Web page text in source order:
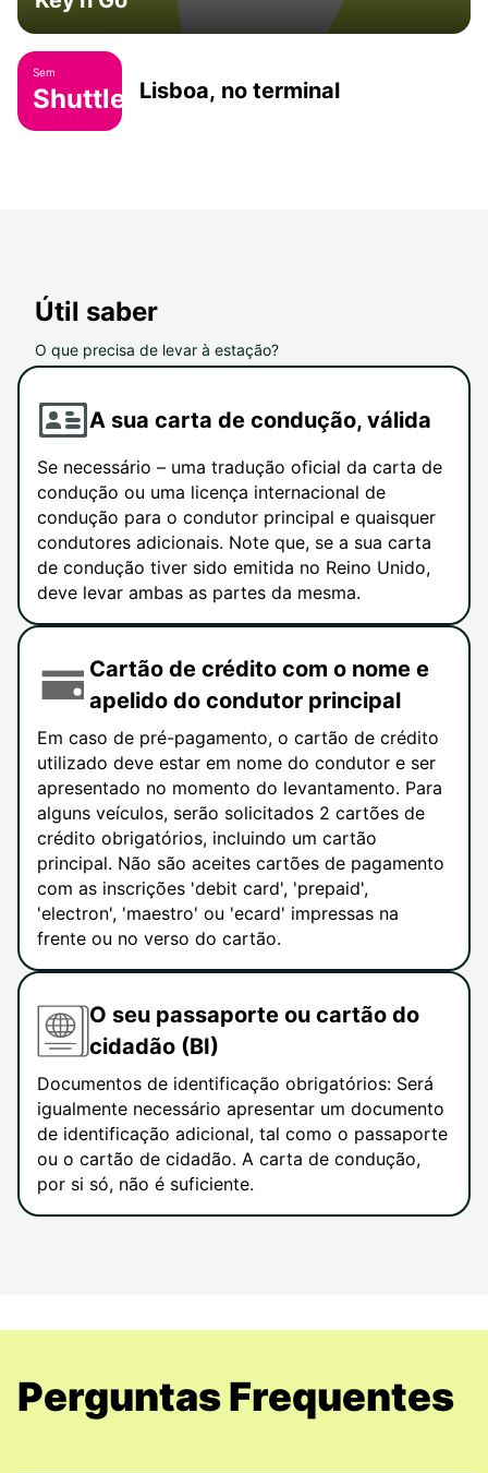
Sem
Shuttle Lisboa, no terminal
Útil saber
O que precisa de levar à estação?
A sua carta de condução, válida
Se necessário – uma tradução oficial da carta de
condução ou uma licença internacional de
condução para o condutor principal e quaisquer
condutores adicionais. Note que, se a sua carta
de condução tiver sido emitida no Reino Unido,
deve levar ambas as partes da mesma.
Cartão de crédito com o nome e
apelido do condutor principal
Em caso de pré-pagamento, o cartão de crédito
utilizado deve estar em nome do condutor e ser
apresentado no momento do levantamento. Para
alguns veículos, serão solicitados 2 cartões de
crédito obrigatórios, incluindo um cartão
principal. Não são aceites cartões de pagamento
com as inscrições 'debit card', 'prepaid',
'electron', 'maestro' ou 'ecard' impressas na
frente ou no verso do cartão.
O seu passaporte ou cartão do
cidadão (BI)
Documentos de identificação obrigatórios: Será
igualmente necessário apresentar um documento
de identificação adicional, tal como o passaporte
ou o cartão de cidadão. A carta de condução,
por si só, não é suficiente.
Perguntas Frequentes